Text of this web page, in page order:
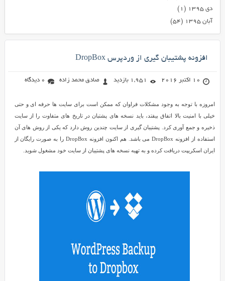
دی ۱۳۹۵
(۱)
آبان ۱۳۹۵
(۵۴)
افزونه پشتیبان گیری از وردپرس DropBox
10 اکتبر 2016 1,951 بازدید صادق محمد زاده 0 دیدگاه
امروزه با توجه به وجود مشکلات فراوان که ممکن است برای سایت ها حرفه ای و حتی
خیلی با امنیت بالا اتفاق بیفتد، باید نسخه های پشتبان در تاریخ های متفاوت را از سایت
ذخیره و جمع آوری کرد. پشتیبان گیری از سایت چندین روش دارد که یکی از روش های آن
استفاده از افزونه DropBox می باشد. هم اکنون افزونه DropBox را به صورت رایگان از
ایران اسکریپت دریافت کرده و به تهیه نسخه های پشتیبان از سایت خود مشغول شوید.